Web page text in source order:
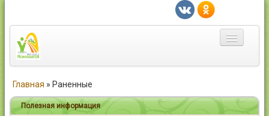
Город
Главная » Раненные
Полезная информация